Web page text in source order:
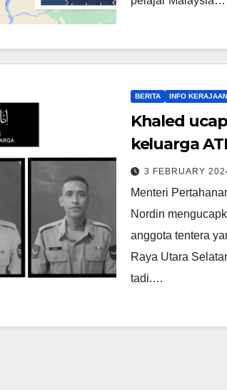
BERITA INFO KERAJAAN
Khaled
keluarga
3 FEBRUARY
Menteri
Nordin
anggota tentera
Raya Utara
tadi.…